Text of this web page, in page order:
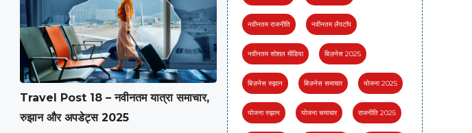
Travel Post 18 – नवीनतम यात्रा समाचार,
रुझान और अपडेट्स 2025
नवीनतम राजनीति नवीनतम लैपटॉप
नवीनतम सोशल मीडिया बिज़नेस 2025
बिज़नेस रुझान बिज़नेस समाचार योजना 2025
योजना रुझान योजना समाचार राजनीति 2025